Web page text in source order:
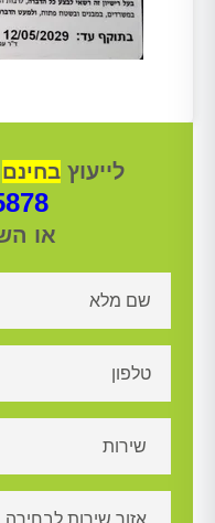
לייעוץבחינם
או